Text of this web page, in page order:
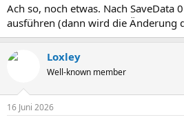
Ach so, noch etwas. Nach SaveData
ausführen (dann wird die Änderung
Loxley
Well-known member
16 Juni 2026